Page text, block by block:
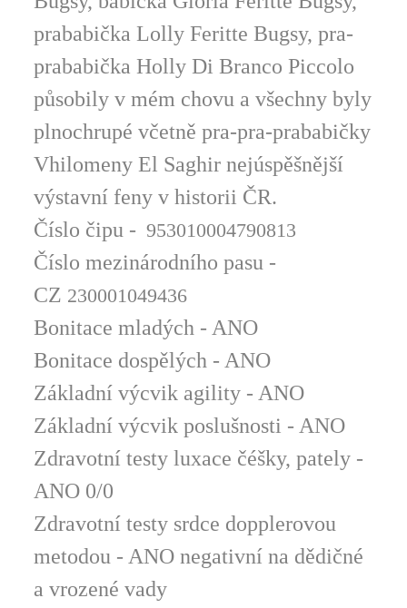
prababička Lolly Feritte Bugsy, pra-
prababička Holly Di Branco Piccolo
působily v mém chovu a všechny byly
plnochrupé včetně pra-pra-prababičky
Vhilomeny El Saghir nejúspěšnější
výstavní feny v historii ČR.
Číslo čipu - 953010004790813
Číslo mezinárodního pasu -
CZ 230001049436
Bonitace mladých - ANO
Bonitace dospělých - ANO
Základní výcvik agility - ANO
Základní výcvik poslušnosti - ANO
Zdravotní testy luxace čéšky, pately -
ANO 0/0
Zdravotní testy srdce dopplerovou
metodou - ANO negativní na dědičné
a vrozené vady